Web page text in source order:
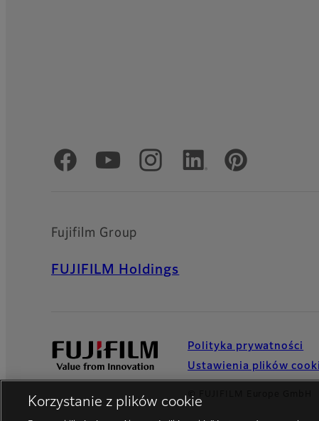
Oficjalne profile społecznościowe
Fujifilm Group
FUJIFILM Holdings
Polityka prywatności
Ustawienia plików
© FUJIFILM Europe GmbH
Korzystanie z plików cookie